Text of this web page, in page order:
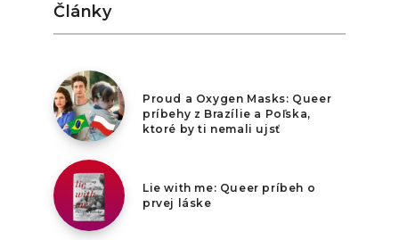
Články
Proud a Oxygen Masks: Queer
príbehy z Brazílie a Poľska,
ktoré by ti nemali ujsť
Lie with me: Queer príbeh o
prvej láske